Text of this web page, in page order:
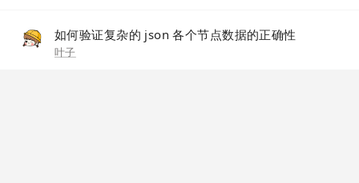
如何验证复杂的 json 各个节点数据的正确性
叶子